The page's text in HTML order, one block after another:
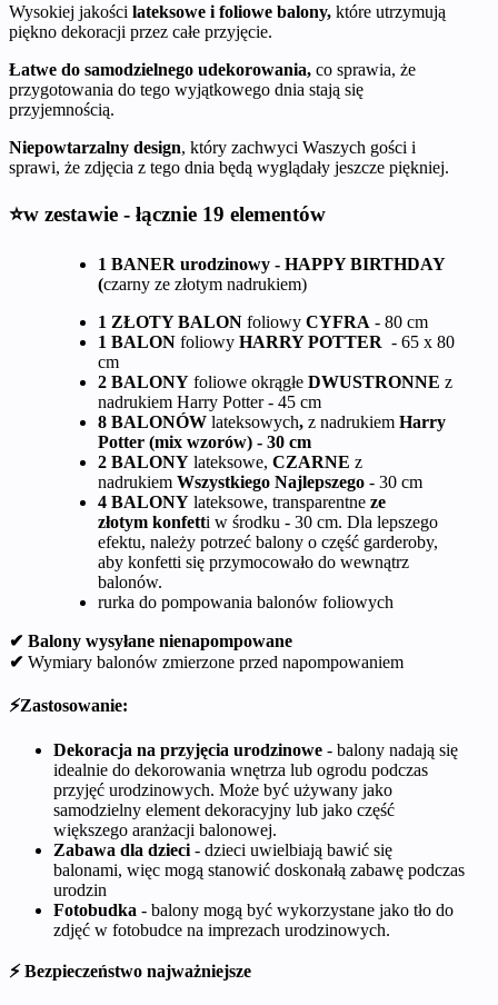
Wysokiej jakości lateksowe i foliowe balony, które utrzymują
piękno dekoracji przez całe przyjęcie.
Łatwe do samodzielnego udekorowania, co sprawia, że
przygotowania do tego wyjątkowego dnia stają się
przyjemnością.
Niepowtarzalny design, który zachwyci Waszych gości i
sprawi, że zdjęcia z tego dnia będą wyglądały jeszcze piękniej.
⭐w zestawie - łącznie 19 elementów
1 BANER urodzinowy - HAPPY BIRTHDAY
(czarny ze złotym nadrukiem)
1 ZŁOTY BALON foliowy CYFRA - 80 cm
1 BALON foliowy HARRY POTTER - 65 x 80
cm
2 BALONY foliowe okrągłe DWUSTRONNE z
nadrukiem Harry Potter - 45 cm
8 BALONÓW lateksowych, z nadrukiem Harry
Potter (mix wzorów) - 30 cm
2 BALONY lateksowe, CZARNE z
nadrukiem Wszystkiego Najlepszego - 30 cm
4 BALONY lateksowe, transparentne ze
złotym konfetti w środku - 30 cm. Dla lepszego
efektu, należy potrzeć balony o część garderoby,
aby konfetti się przymocowało do wewnątrz
balonów.
rurka do pompowania balonów foliowych
✔ Balony wysyłane nienapompowane
✔ Wymiary balonów zmierzone przed napompowaniem
⚡Zastosowanie:
Dekoracja na przyjęcia urodzinowe - balony nadają się
idealnie do dekorowania wnętrza lub ogrodu podczas
przyjęć urodzinowych. Może być używany jako
samodzielny element dekoracyjny lub jako część
większego aranżacji balonowej.
Zabawa dla dzieci - dzieci uwielbiają bawić się
balonami, więc mogą stanowić doskonałą zabawę podczas
urodzin
Fotobudka - balony mogą być wykorzystane jako tło do
zdjęć w fotobudce na imprezach urodzinowych.
⚡ Bezpieczeństwo najważniejsze